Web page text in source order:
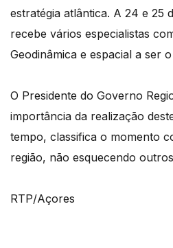
estratégia atlântica. A 24 e 25
recebe vários especialistas
Geodinâmica e espacial a ser
O Presidente do Governo
importância da realização
tempo, classifica o momento
região, não esquecendo
RTP/Açores